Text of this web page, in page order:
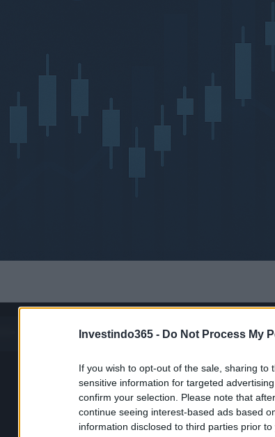
Investindo365 - Do Not Process My
If you wish to opt-out of the sale, sharing
sensitive information for targeted
confirm your selection. Please note that
continue seeing interest-based ads based
information disclosed to third parties prior
1/4